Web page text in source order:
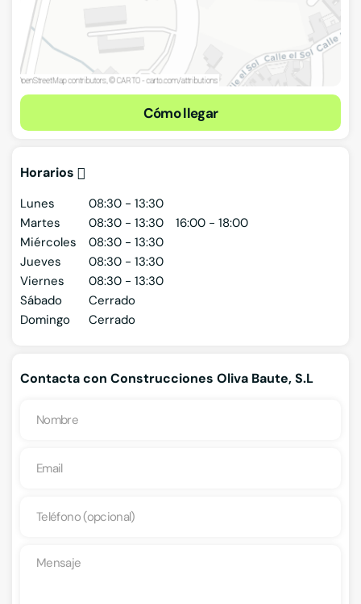
Cómo llegar
Horarios
Lunes
08:30 - 13:30
Martes
08:30 - 13:30
16:00 - 18:00
Miércoles
08:30 - 13:30
Jueves
08:30 - 13:30
Viernes
08:30 - 13:30
Sábado
Cerrado
Domingo
Cerrado
Contacta con Construcciones Oliva Baute, S.L